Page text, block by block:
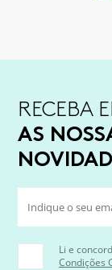
RECEBA
AS
Li e
Condições